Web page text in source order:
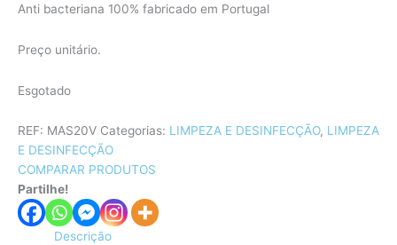
Anti bacteriana 100% fabricado em Portugal
Preço unitário.
Esgotado
REF: MAS20V Categorias: LIMPEZA E DESINFECÇÃO, LIMPEZA
E DESINFECÇÃO
COMPARAR PRODUTOS
Partilhe!
Descrição